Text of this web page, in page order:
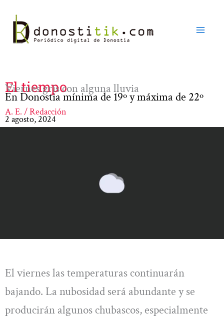
contenido
El tiempo
Viernes gris con alguna lluvia
En Donostia mínima de 19º y máxima de 22º
A. E. / Redacción
2 agosto, 2024
El viernes las temperaturas continuarán
bajando. La nubosidad será abundante y se
producirán algunos chubascos, especialmente